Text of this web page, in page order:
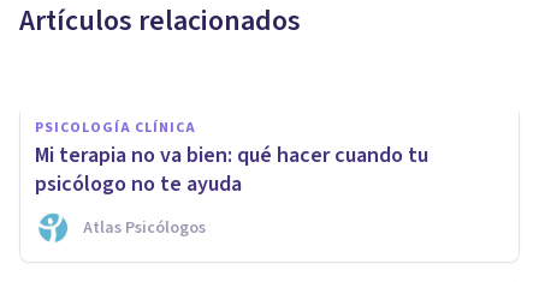
Artículos relacionados
PSICOLOGÍA CLÍNICA
Mi terapia no va bien: qué hacer cuando tu
psicólogo no te ayuda
Atlas Psicólogos